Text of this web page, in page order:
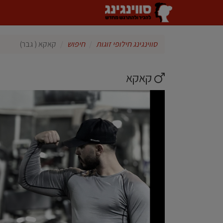
סווינגינג חילופי זוגות חיפוש קאקא ( גבר)
קאקא